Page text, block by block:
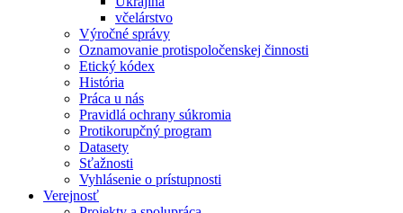
včelárstvo
Výročné správy
Oznamovanie protispoločenskej činnosti
Etický kódex
História
Práca u nás
Pravidlá ochrany súkromia
Protikorupčný program
Datasety
Sťažnosti
Vyhlásenie o prístupnosti
Verejnosť